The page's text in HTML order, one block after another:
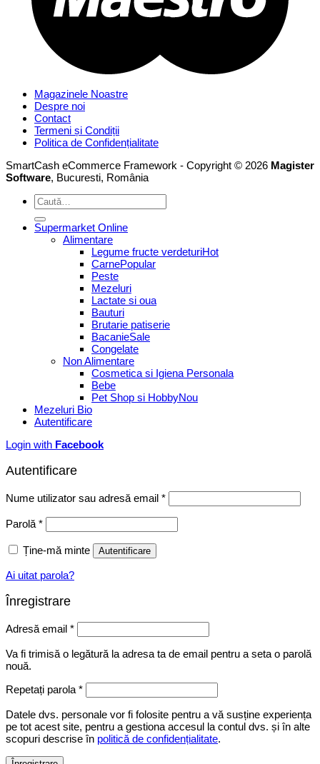
Magazinele Noastre
Despre noi
Contact
Termeni și Condiții
Politica de Confidențialitate
SmartCash eCommerce Framework - Copyright © 2026 Magister
Software, Bucuresti, România
Caută
după:
Supermarket Online
Alimentare
Legume fructe verdeturi
Carne
Peste
Mezeluri
Lactate si oua
Bauturi
Brutarie patiserie
Bacanie
Congelate
Non Alimentare
Cosmetica si Igiena Personala
Bebe
Pet Shop si Hobby
Mezeluri Bio
Autentificare
Login with Facebook
Autentificare
Nume utilizator sau adresă email *Obligatoriu
Parolă *Obligatoriu
Ține-mă minte Autentificare
Ai uitat parola?
Înregistrare
Adresă email *Obligatoriu
Va fi trimisă o legătură la adresa ta de email pentru a seta o parolă
nouă.
Repetați parola *
Datele dvs. personale vor fi folosite pentru a vă susține experiența
pe tot acest site, pentru a gestiona accesul la contul dvs. și în alte
scopuri descrise în politică de confidențialitate.